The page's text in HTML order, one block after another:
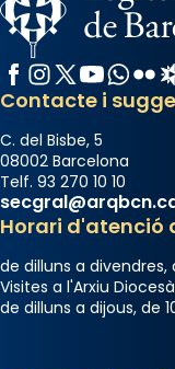
Facebook
Instagram
X / Twitter
YouTube
Contacte i
C. del Bisbe, 5
08002 Barcelona
Telf. 93 270 10 10
Horari d'atenció
de dilluns a divendres,
Visites a l'Arxiu
de dilluns a dijous, de